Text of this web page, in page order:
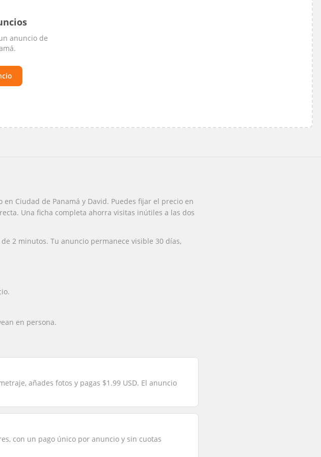
anuncio de
.
Ciudad de Panamá y David. Puedes fijar el precio en
Una ficha completa ahorra visitas inútiles a las dos
2 minutos. Tu anuncio permanece visible 30 días,
en persona.
añades fotos y pagas $1.99 USD. El anuncio
con un pago único por anuncio y sin cuotas